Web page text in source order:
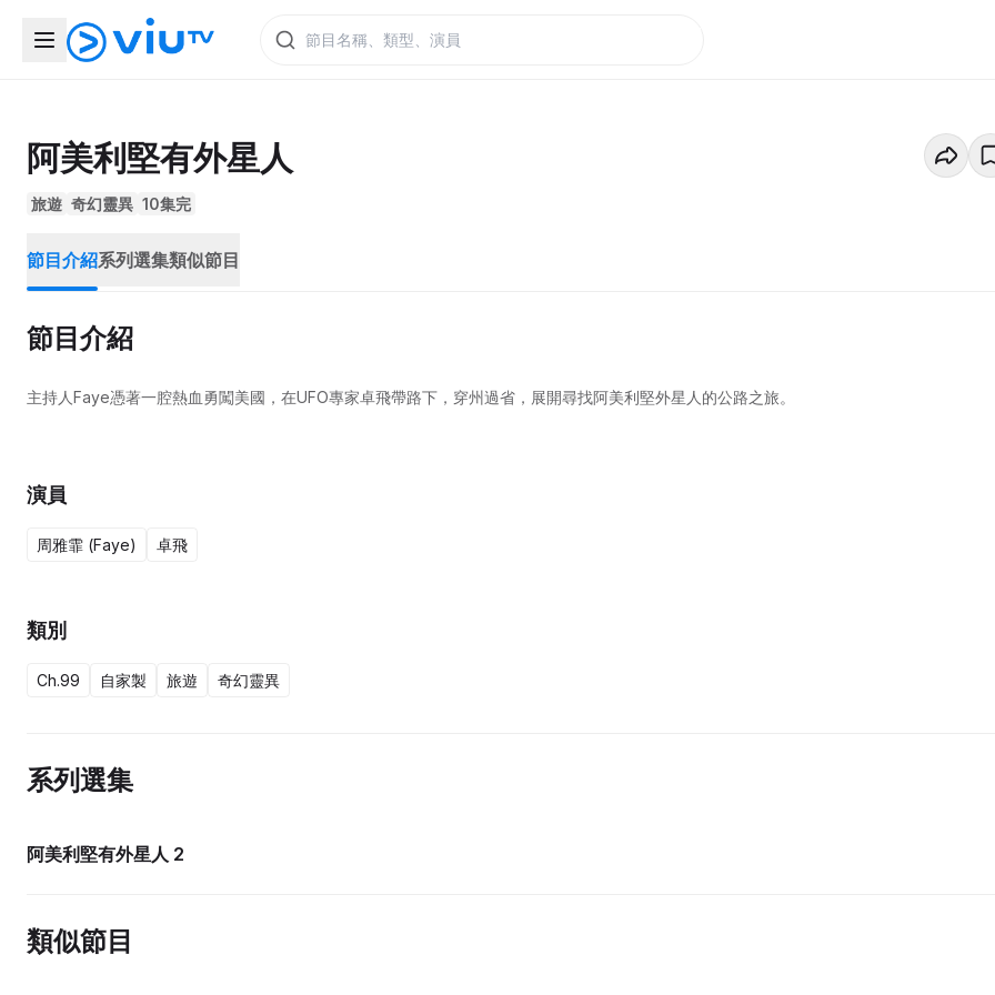
阿美利堅有外星人
旅遊 奇幻靈異 10集完
節目介紹系列選集類似節目
節目介紹
主持人Faye憑著一腔熱血勇闖美國，在UFO專家卓飛帶路下，穿州過省，展開尋找阿美利堅外星人的公路之旅。
演員
周雅霏 (Faye) 卓飛
類別
Ch.99 自家製 旅遊 奇幻靈異
系列選集
阿美利堅有外星人 2
類似節目